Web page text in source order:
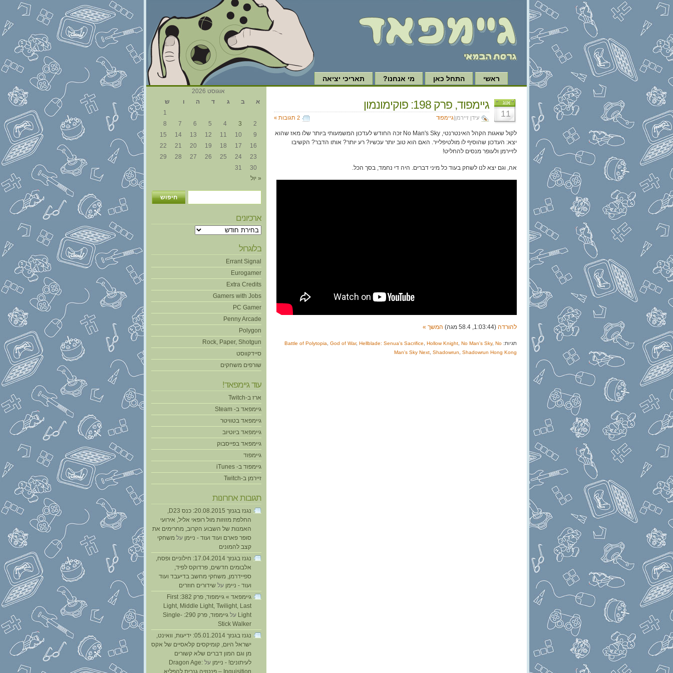
ראשי התחל כאן מי אנחנו? תאריכי יציאה
אוג
11
גיימפוד, פרק 198: פוקימונמון
עידן זיירמן|גיימפוד 2 תגובות »
לקול שאגות הקהל האינטרנטי, No Man's Sky זכה החודש לעדכון המשמעותי ביותר שלו מאז שהוא
יצא: העדכון שהוסיף לו מולטיפלייר. האם הוא טוב יותר עכשיו? רע יותר? אותו הדבר? הקשיבו
לזיירמן ולעופר מנסים להחליט!
אה, וגם יצא לנו לשחק בעוד כל מיני דברים. היה די נחמד, בסך הכל.
להורדה (1:03:44, 58.4 מגה) המשך »
תגיות: Battle of Polytopia God of War, Hellblade: Senua's Sacrifice Hollow Knight No Man's Sky, No
Man's Sky Next Shadowrun Shadowrun Hong Kong
אוגוסט 2026
א
ב ג ד ה ו
ש
1
2
3
4
5
6
7
8
9
10
11
12
13
14
15
16
17
18
19
20
21
22
23
24
25
26
27
28
29
30
31
« יול
ארכיונים
ארכיונים
בלוגרול
Errant Signal
Eurogamer
Extra Credits
Gamers with Jobs
PC Gamer
Penny Arcade
Polygon
Rock, Paper, Shotgun
סיידקווסט
שורפים משחקים
עוד גיימפאד!
ארז ב-Twitch
גיימפאד ב- Steam
גיימפאד בטוויטר
גיימפאד ביוטיוב
גיימפאד בפייסבוק
גיימפוד
גיימפוד ב- iTunes
זיירמן ב-Twitch
תגובות אחרונות
נגנז בגנזך 20.08.2015: כנס D23,
החלפת מזוזות מול רופאי אליל, אירועי
האמנות של השבוע הקרוב, מחרימים את
סופר פארם ועוד ועוד - ניימן על משחקי
קצב להמונים
נגנז בגנזך 17.04.2014: חילוניים ופסח,
אלבומים חדשים, פרדוקס לפיד,
ספיידרמן, משחקי מחשב בדיעבד ועוד
ועוד - ניימן על שידורים חוזרים
גיימפאד » גיימפוד, פרק 382: First
Light, Middle Light, Twilight, Last
Light על
גיימפוד, פרק 290: Single-
Stick Walker
נגנז בגנזך 05.01.2014: ידיעות, וואינט,
ישראל היום, קומיקסים קלאסיים של אקס
מן וגם המון דברים שלא קשורים
לעיתונים! - ניימן על Dragon Age:
Inquisition – פנטזיה גנרית להפליא